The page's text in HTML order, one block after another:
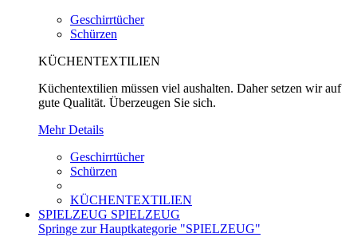
Geschirrtücher
Schürzen
KÜCHENTEXTILIEN
Küchentextilien müssen viel aushalten. Daher setzen wir auf
gute Qualität. Überzeugen Sie sich.
Mehr Details
Geschirrtücher
Schürzen
KÜCHENTEXTILIEN
SPIELZEUG SPIELZEUG
Springe zur Hauptkategorie "SPIELZEUG"